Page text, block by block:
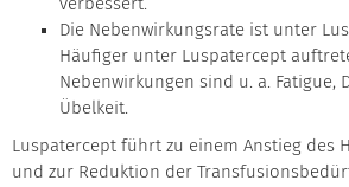
verbessert.
Die Nebenwirkungsrate ist unter
Häufiger unter Luspatercept
Nebenwirkungen sind u. a. Fatigue,
Übelkeit.
Luspatercept führt zu einem Anstieg des
und zur Reduktion der